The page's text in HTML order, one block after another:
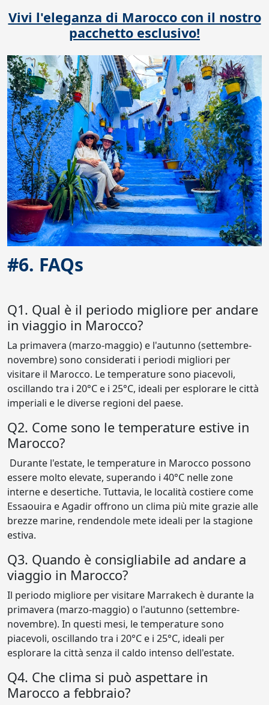
Vivi l'eleganza di Marocco con il nostro
pacchetto esclusivo!
#6. FAQs
Q1. Qual è il periodo migliore per andare
in viaggio in Marocco?
La primavera (marzo-maggio) e l'autunno (settembre-
novembre) sono considerati i periodi migliori per
visitare il Marocco. Le temperature sono piacevoli,
oscillando tra i 20°C e i 25°C, ideali per esplorare le città
imperiali e le diverse regioni del paese.
Q2. Come sono le temperature estive in
Marocco?
Durante l'estate, le temperature in Marocco possono
essere molto elevate, superando i 40°C nelle zone
interne e desertiche. Tuttavia, le località costiere come
Essaouira e Agadir offrono un clima più mite grazie alle
brezze marine, rendendole mete ideali per la stagione
estiva.
Q3. Quando è consigliabile ad andare a
viaggio in Marocco?
Il periodo migliore per visitare Marrakech è durante la
primavera (marzo-maggio) o l'autunno (settembre-
novembre). In questi mesi, le temperature sono
piacevoli, oscillando tra i 20°C e i 25°C, ideali per
esplorare la città senza il caldo intenso dell'estate.
Q4. Che clima si può aspettare in
Marocco a febbraio?